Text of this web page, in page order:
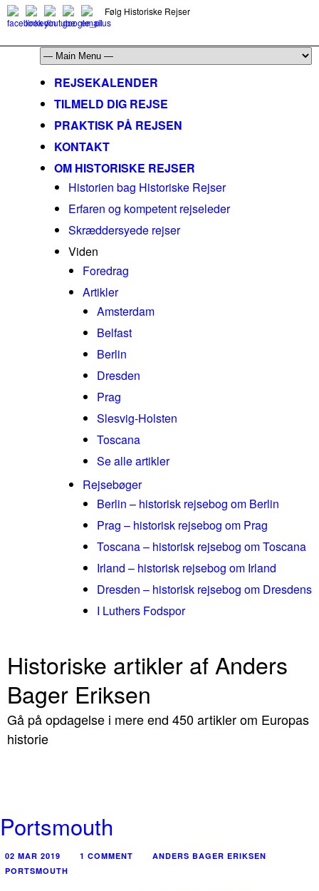
Følg Historiske Rejser
REJSEKALENDER
TILMELD DIG REJSE
PRAKTISK PÅ REJSEN
KONTAKT
OM HISTORISKE REJSER
Historien bag Historiske Rejser
Erfaren og kompetent rejseleder
Skræddersyede rejser
Viden
Foredrag
Artikler
Amsterdam
Belfast
Berlin
Dresden
Prag
Slesvig-Holsten
Toscana
Se alle artikler
Rejsebøger
Berlin – historisk rejsebog om Berlin
Prag – historisk rejsebog om Prag
Toscana – historisk rejsebog om Toscana
Irland – historisk rejsebog om Irland
Dresden – historisk rejsebog om Dresdens
I Luthers Fodspor
Historiske artikler af Anders
Bager Eriksen
Gå på opdagelse i mere end 450 artikler om Europas
historie
Portsmouth
02 MAR 2019 1 COMMENT
ANDERS BAGER ERIKSEN
PORTSMOUTH